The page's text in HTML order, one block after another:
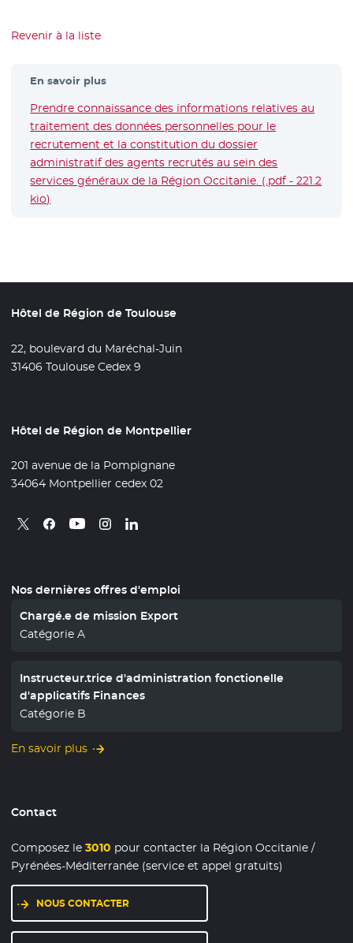
Revenir à la liste
En savoir plus
Prendre connaissance des informations relatives au
traitement des données personnelles pour le
recrutement et la constitution du dossier
administratif des agents recrutés au sein des
services généraux de la Région Occitanie. (.pdf - 221.2
kio)
Hôtel de Région de Toulouse
22, boulevard du Maréchal-Juin
31406 Toulouse Cedex 9
Hôtel de Région de Montpellier
201 avenue de la Pompignane
34064 Montpellier cedex 02
Retrouvez nous sur X
- Nouvelle fenêtre
Retrouvez nous sur Facebook
- Nouvelle fenêtre
Retrouvez nous sur Youtube
- Nouvelle fenêtre
Retrouvez nous sur Instagram
- Nouvelle fenêtre
Retrouvez nous sur Linkedin
- Nouvelle fenêtre
Nos dernières offres d'emploi
Chargé.e de mission Export
Catégorie A
Instructeur.trice d'administration fonctionelle
d'applicatifs Finances
Catégorie B
En savoir plus
Contact
Composez le3010 pour contacter la Région Occitanie /
Pyrénées-Méditerranée (service et appel gratuits)
NOUS CONTACTER